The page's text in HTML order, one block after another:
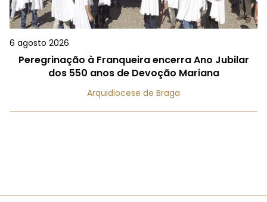
6 agosto 2026
Peregrinação à Franqueira encerra Ano Jubilar
dos 550 anos de Devoção Mariana
Arquidiocese de Braga